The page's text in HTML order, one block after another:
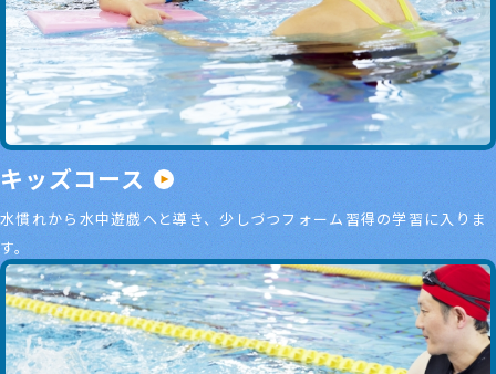
キッズコース
水慣れから水中遊戯へと導き、少しづつフォーム習得の学習に入りま
す。